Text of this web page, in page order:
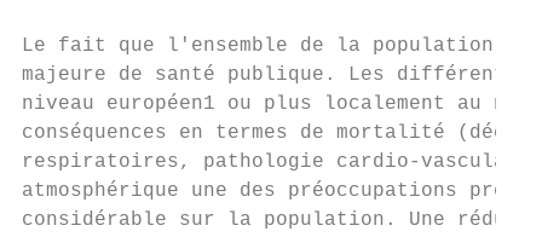
Le fait que l'ensemble de la population
majeure de santé publique. Les
niveau européen1 ou plus localement au
conséquences en termes de mortalité
respiratoires, pathologie cardio-
atmosphérique une des préoccupations
considérable sur la population. Une